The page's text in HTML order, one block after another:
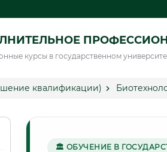
курсы в государственном
квалификации)
🏛 ОБУЧЕНИЕ В